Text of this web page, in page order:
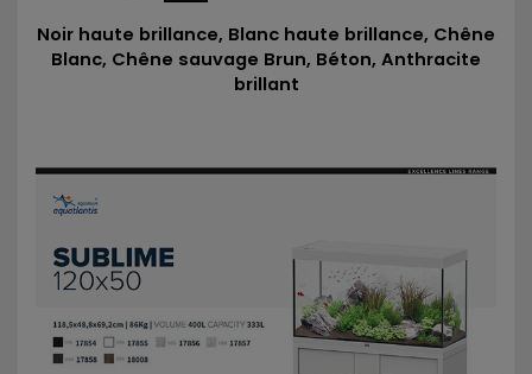
Noir haute brillance, Blanc haute brillance, Chêne
Blanc, Chêne sauvage Brun, Béton, Anthracite
brillant